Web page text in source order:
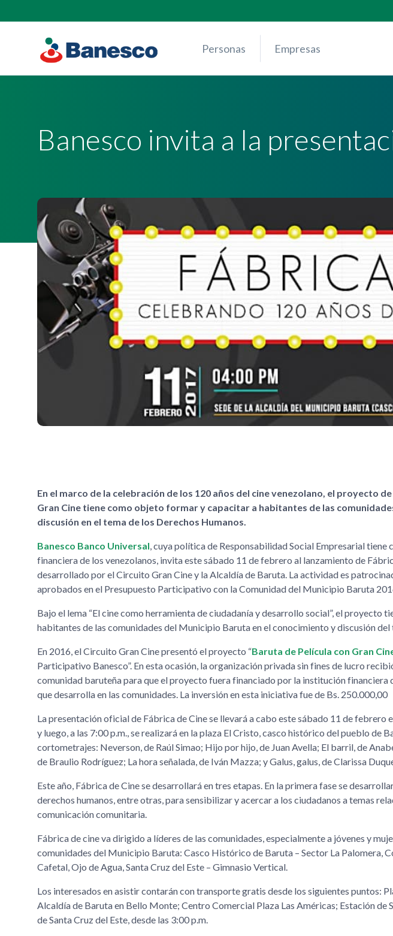
content
Personas Empresas
Banesco invita a la
En el marco de la celebración de los 120 años del cine venezolano, el proyecto
Gran Cine tiene como objeto formar y capacitar a habitantes de las
discusión en el tema de los Derechos Humanos.
Banesco Banco Universal, cuya política de Responsabilidad Social Empresarial tiene
financiera de los venezolanos, invita este sábado 11 de febrero al lanzamiento de
desarrollado por el Circuito Gran Cine y la Alcaldía de Baruta. La actividad es
aprobados en el Presupuesto Participativo con la Comunidad del Municipio Baruta
Bajo el lema El cine como herramienta de ciudadanía y desarrollo social , el proyecto
habitantes de las comunidades del Municipio Baruta en el conocimiento y discusión
En 2016, el Circuito Gran Cine presentó el proyecto Baruta de Película con Gran
Participativo Banesco . En esta ocasión, la organización privada sin fines de lucro
comunidad baruteña para que el proyecto fuera financiado por la institución
que desarrolla en las comunidades. La inversión en esta iniciativa fue de Bs. 250.000,00
La presentación oficial de Fábrica de Cine se llevará a cabo este sábado 11 de febrero
y luego, a las 7:00 p.m., se realizará en la plaza El Cristo, casco histórico del pueblo de
cortometrajes: Neverson, de Raúl Simao; Hijo por hijo, de Juan Avella; El barril, de
de Braulio Rodríguez; La hora señalada, de Iván Mazza; y Galus, galus, de Clarissa
Este año, Fábrica de Cine se desarrollará en tres etapas. En la primera fase se
derechos humanos, entre otras, para sensibilizar y acercar a los ciudadanos a temas
comunicación comunitaria.
Fábrica de cine va dirigido a líderes de las comunidades, especialmente a jóvenes y
comunidades del Municipio Baruta: Casco Histórico de Baruta – Sector La Palomera,
Cafetal, Ojo de Agua, Santa Cruz del Este – Gimnasio Vertical.
Los interesados en asistir contarán con transporte gratis desde los siguientes puntos:
Alcaldía de Baruta en Bello Monte; Centro Comercial Plaza Las Américas; Estación de
de Santa Cruz del Este, desde las 3:00 p.m.